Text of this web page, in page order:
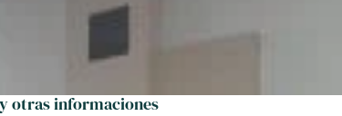
otras informaciones